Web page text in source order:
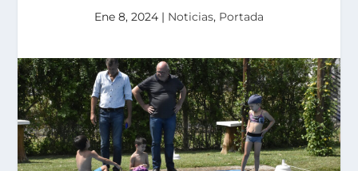
Ene 8, 2024 | Noticias, Portada